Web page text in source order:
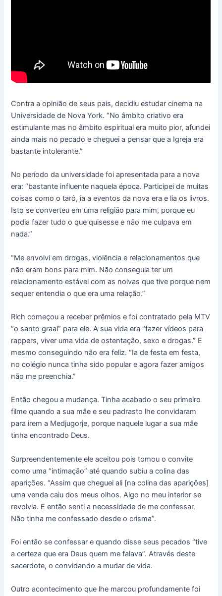
Contra a opinião de seus pais, decidiu estudar cinema na
Universidade de Nova York. “No âmbito criativo era
estimulante mas no âmbito espiritual era muito pior, afundei
ainda mais no pecado e cheguei a pensar que a Igreja era
bastante intolerante.”
No período da universidade foi apresentada para a nova
era: “bastante influente naquela época. Participei de muitas
coisas como o tarô, ia a eventos da nova era e lia os livros.
Isto se converteu em uma religião para mim, porque eu
podia fazer tudo o que quisesse e não me culpava em
nada.”
“Me envolvi em drogas, violência e relacionamentos que
não eram bons para mim. Não conseguia ter um
relacionamento estável com as noivas que tive porque nem
sequer entendia o que era uma relação.”
Rich começou a receber prêmios e foi contratado pela MTV
“o santo graal” para ele. A sua vida era “fazer vídeos para
rappers, viver uma vida de ostentação, sexo e drogas.” E
mesmo conseguindo não era feliz. “Ia de festa em festa,
no colégio nunca tinha sido popular e agora fazer amigos
não me preenchia.”
Então chegou a mudança. Tinha acabado o seu primeiro
filme quando a sua mãe e seu padrasto lhe convidaram
para irem a Medjugorje, porque naquele lugar a sua mãe
tinha encontrado Deus.
Surpreendentemente ele aceitou pois tomou o convite
como uma “intimação” até quando subiu a colina das
aparições. “Assim que cheguei ali [na colina das aparições]
uma venda caiu dos meus olhos. Algo no meu interior se
revolvia. E então senti a necessidade de me confessar.
Não tinha me confessado desde o crisma”.
Foi então se confessar e quando disse seus pecados “tive
a certeza que era Deus quem me falava”. Através deste
sacerdote, o convidando a mudar de vida.
Outro acontecimento que lhe marcou profundamente foi